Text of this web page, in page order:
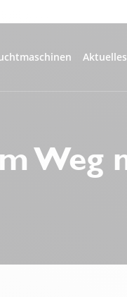
Aktuelles
Weg